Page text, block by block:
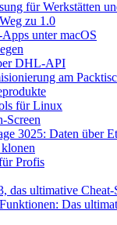
für Werkstätten
zu 1.0
unter macOS
DHL-API
am
für Linux
Screen
3025: Daten über
Profis
das ultimative Cheat-
Das